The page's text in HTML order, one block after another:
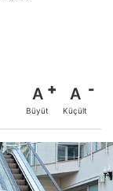
A
Büyüt
A
Küçült